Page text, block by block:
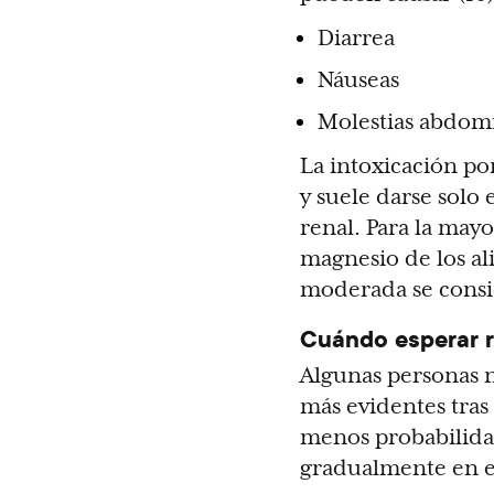
Diarrea
Náuseas
Molestias
La intoxicación
y suele darse solo
renal. Para la
magnesio de los
moderada se
Cuándo esperar
Algunas personas
más evidentes
menos
gradualmente en